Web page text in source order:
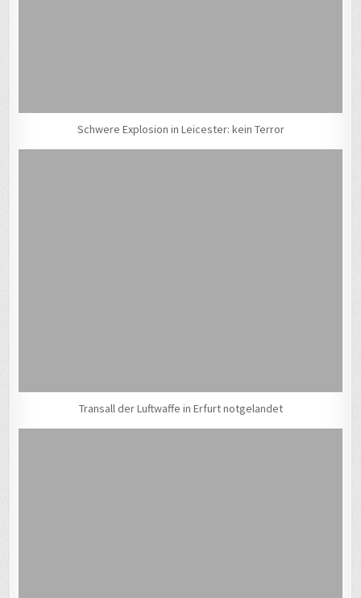
Schwere Explosion in Leicester: kein Terror
Transall der Luftwaffe in Erfurt notgelandet